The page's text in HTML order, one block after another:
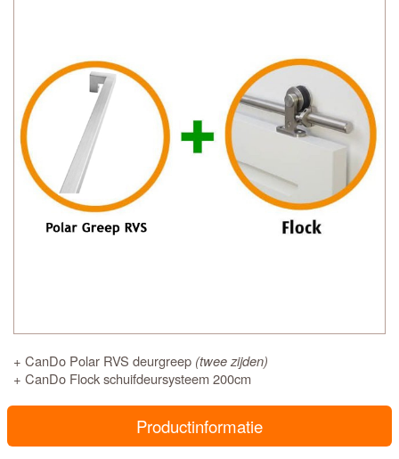
+ CanDo Polar RVS deurgreep (twee zijden)
+ CanDo Flock schuifdeursysteem 200cm
Productinformatie